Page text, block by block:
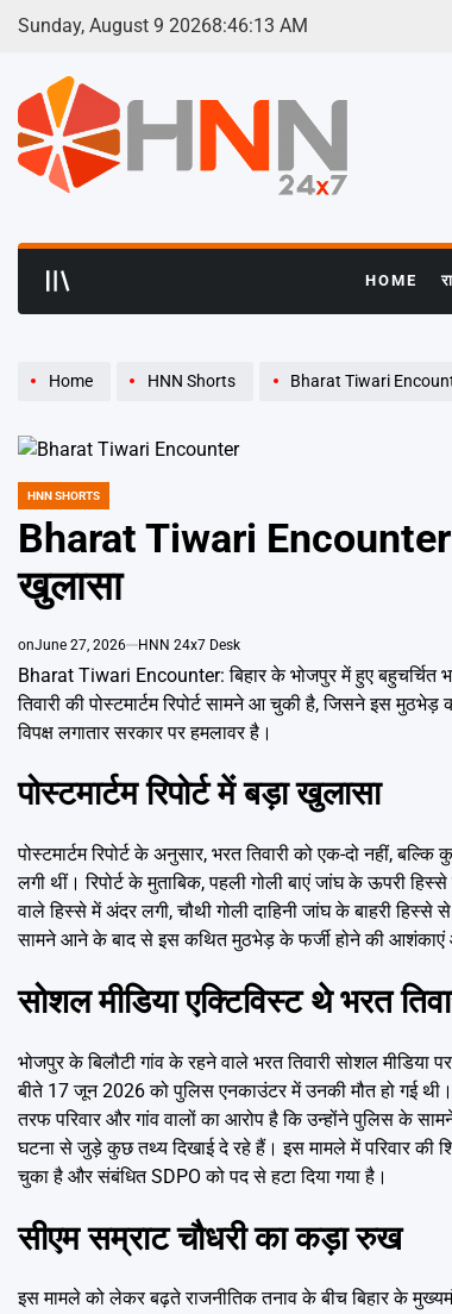
Skip
Sunday, August 9 20268:46:13 AM
HOME
Home HNN Shorts Bharat Tiwari Encounter
POSTED
HNN SHORTS
Bharat Tiwari Encounter में
खुलासा
onJune 27, 2026 HNN 24x7 Desk
Bharat Tiwari Encounter: बिहार के भोजपुर में हुए बहुचर्चित
तिवारी की पोस्टमार्टम रिपोर्ट सामने आ चुकी है, जिसने इस
विपक्ष लगातार सरकार पर हमलावर है।
पोस्टमार्टम रिपोर्ट में बड़ा खुलासा
पोस्टमार्टम रिपोर्ट के अनुसार, भरत तिवारी को एक-दो नहीं,
लगी थीं। रिपोर्ट के मुताबिक, पहली गोली बाएं जांघ के ऊपरी
वाले हिस्से में अंदर लगी, चौथी गोली दाहिनी जांघ के बाहरी
सामने आने के बाद से इस कथित मुठभेड़ के फर्जी होने की आशंकाएं
सोशल मीडिया एक्टिविस्ट थे भरत
भोजपुर के बिलौटी गांव के रहने वाले भरत तिवारी सोशल
बीते 17 जून 2026 को पुलिस एनकाउंटर में उनकी मौत हो गई
तरफ परिवार और गांव वालों का आरोप है कि उन्होंने पुलिस के
घटना से जुड़े कुछ तथ्य दिखाई दे रहे हैं। इस मामले में परिवार की
चुका है और संबंधित SDPO को पद से हटा दिया गया है।
सीएम सम्राट चौधरी का कड़ा रुख
इस मामले को लेकर बढ़ते राजनीतिक तनाव के बीच बिहार के